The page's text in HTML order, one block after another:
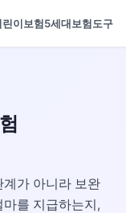
린이보험5세대보험도구
가 아니라 보완
를 지급하는지,